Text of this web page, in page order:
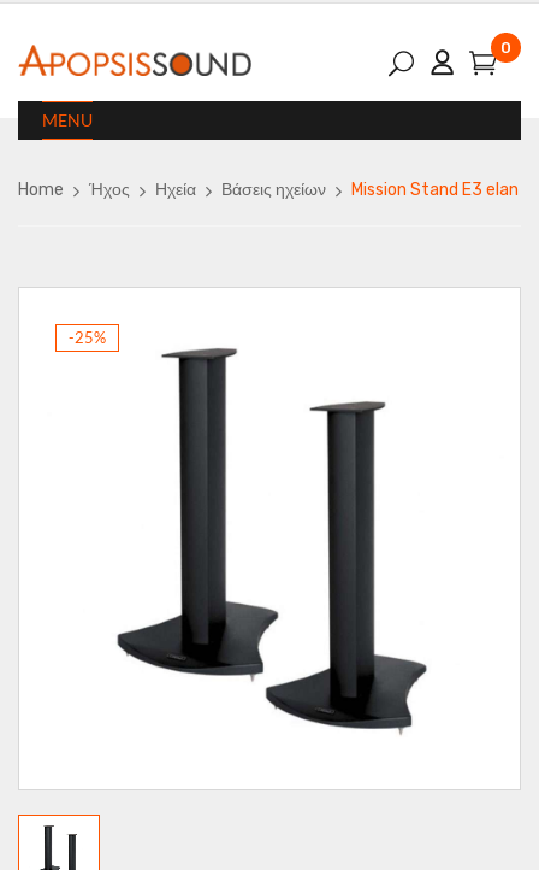
0
MENU
Home Ήχος Ηχεία Βάσεις ηχείων Mission Stand E3 elan
-25%